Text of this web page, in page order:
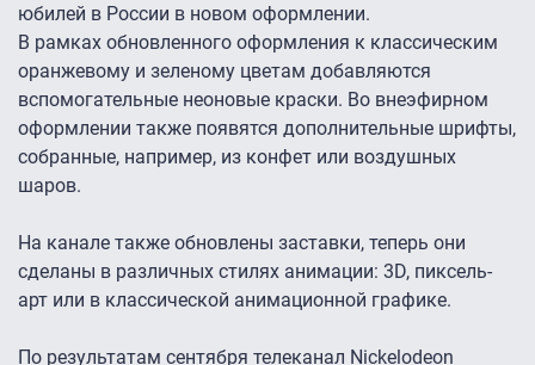
юбилей в России в новом оформлении.
В рамках обновленного оформления к классическим
оранжевому и зеленому цветам добавляются
вспомогательные неоновые краски. Во внеэфирном
оформлении также появятся дополнительные шрифты,
собранные, например, из конфет или воздушных
шаров.
На канале также обновлены заставки, теперь они
сделаны в различных стилях анимации: 3D, пиксель-
арт или в классической анимационной графике.
По результатам сентября телеканал Nickelodeon